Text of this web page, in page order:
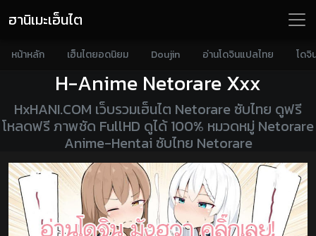
ฮานิเมะเฮ็นไต
หน้าหลัก เฮ็นไตยอดนิยม Doujin อ่านโดจินแปลไทย โด
H-Anime NetorareXxx
HxHANI.COM เว็บรวมเฮ็นไต Netorare ซับไทย ดูฟรี
โหลดฟรี ภาพชัด FullHD ดูได้ 100% หมวดหมู่ Netorare
Anime-Hentai ซับไทย Netorare